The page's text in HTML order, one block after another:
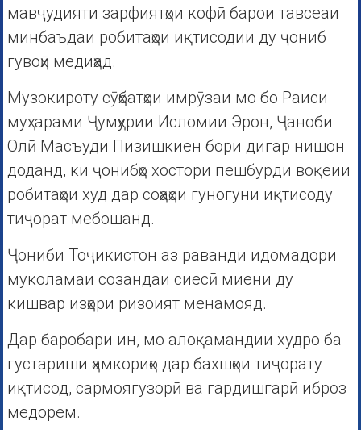
мавҷудияти зарфиятҳои кофӣ барои тавсеаи
минбаъдаи робитаҳои иқтисодии ду ҷониб
гувоҳӣ медиҳад.
Музокироту сӯҳбатҳои имрӯзаи мо бо Раиси
муҳтарами Ҷумҳурии Исломии Эрон, Ҷаноби
Олӣ Масъуди Пизишкиён бори дигар нишон
доданд, ки ҷонибҳо хостори пешбурди воқеии
робитаҳои худ дар соҳаҳои гуногуни иқтисоду
тиҷорат мебошанд.
Ҷониби Тоҷикистон аз раванди идомадори
муколамаи созандаи сиёсӣ миёни ду
кишвар изҳори ризоият менамояд.
Дар баробари ин, мо алоқамандии худро ба
густариши ҳамкориҳо дар бахшҳои тиҷорату
иқтисод, сармоягузорӣ ва гардишгарӣ иброз
медорем.